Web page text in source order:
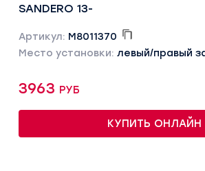
SANDERO 13-
Артикул: M8011370
Место установки: левый/правый
3963 руб
КУПИТЬ ОНЛАЙН